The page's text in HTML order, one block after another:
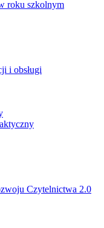
roku szkolnym
i obsługi
Czytelnictwa 2.0